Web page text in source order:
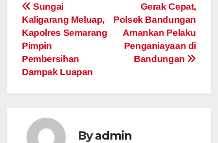
Post
navigation
Gerak Cepat,
Polsek Bandungan
Amankan Pelaku
Penganiayaan di
Bandungan
Sungai
Kaligarang Meluap,
Kapolres Semarang
Pimpin
Pembersihan
Dampak Luapan
Byadmin